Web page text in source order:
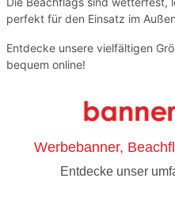
perfekt für den Einsatz im
Entdecke unsere vielfältigen
bequem online!
Werbebanner,
Entdecke unser